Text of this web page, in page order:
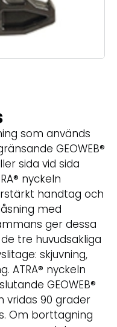
som används
GEOWEB®
sida vid sida
nyckeln
handtag och
med
ger dessa
tre huvudsakliga
skjuvning,
ATRA® nyckeln
GEOWEB®
vridas 90 grader
Om borttagning